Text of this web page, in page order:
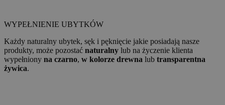
WYPEŁNIENIE UBYTKÓW
Każdy naturalny ubytek, sęk i pęknięcie jakie posiadają nasze
produkty, może pozostać naturalny lub na życzenie klienta
wypełniony na czarno, w kolorze drewna lub transparentna
żywica.